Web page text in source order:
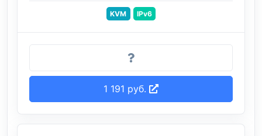
KVM IPv6
1 191 руб.